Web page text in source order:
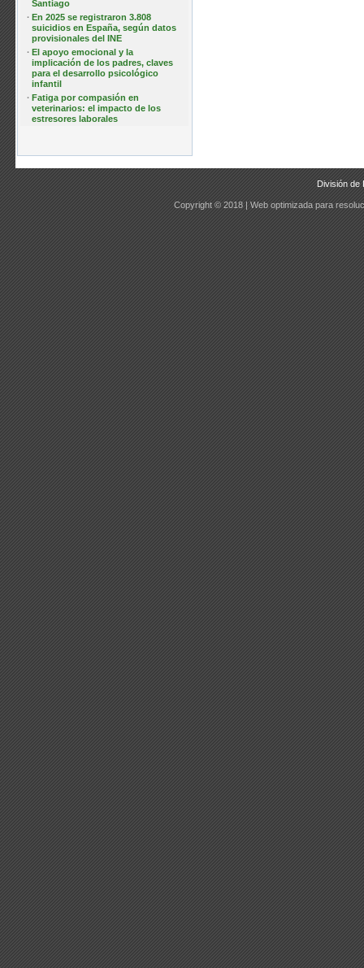
Santiago
· En 2025 se registraron 3.808
suicidios en España, según datos
provisionales del INE
· El apoyo emocional y la
implicación de los padres, claves
para el desarrollo psicológico
infantil
· Fatiga por compasión en
veterinarios: el impacto de los
estresores laborales
División de
Copyright © 2018 | Web optimizada para